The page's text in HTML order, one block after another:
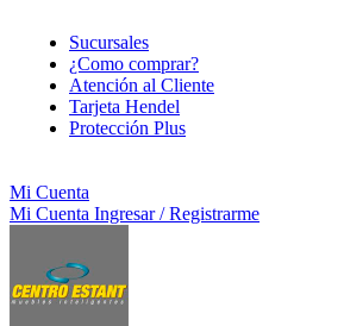
Sucursales
¿Como comprar?
Atención al Cliente
Tarjeta Hendel
Protección Plus
Mi Cuenta
Mi Cuenta Ingresar / Registrarme